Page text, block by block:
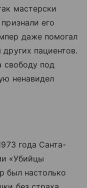
мастерски
его
даже помогал
пациентов.
свободу под
ненавидел
года Санта-
«Убийцы
был настолько